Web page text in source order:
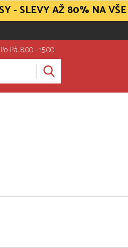
Po-Pá: 8:00 - 15:00
- SLEVY AŽ 80% NA VŠE